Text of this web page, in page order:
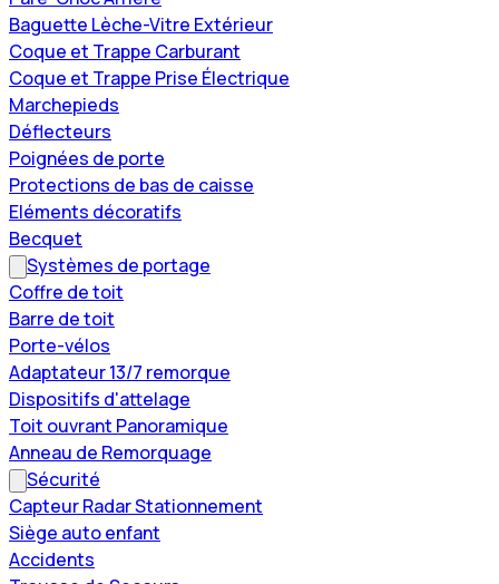
Baguette Lèche-Vitre Extérieur
Coque et Trappe Carburant
Coque et Trappe Prise Électrique
Marchepieds
Déflecteurs
Poignées de porte
Protections de bas de caisse
Eléments décoratifs
Becquet
Systèmes de portage
Coffre de toit
Barre de toit
Porte-vélos
Adaptateur 13/7 remorque
Dispositifs d'attelage
Toit ouvrant Panoramique
Anneau de Remorquage
Sécurité
Capteur Radar Stationnement
Siège auto enfant
Accidents